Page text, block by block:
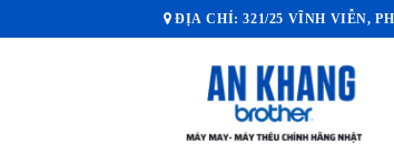
to
ĐỊA CHỈ: 321/25 VĨNH VIỄN,